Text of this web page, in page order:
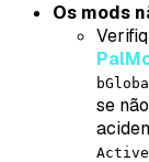
Os mods
se